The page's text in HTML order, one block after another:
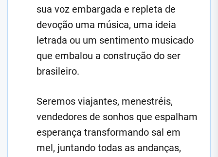
sua voz embargada e repleta de
devoção uma música, uma ideia
letrada ou um sentimento musicado
que embalou a construção do ser
brasileiro.
Seremos viajantes, menestréis,
vendedores de sonhos que espalham
esperança transformando sal em
mel, juntando todas as andanças,